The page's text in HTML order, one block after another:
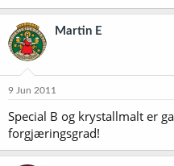
Martin E
9 Jun 2011
Special B og krystallmalt er
forgjæringsgrad!